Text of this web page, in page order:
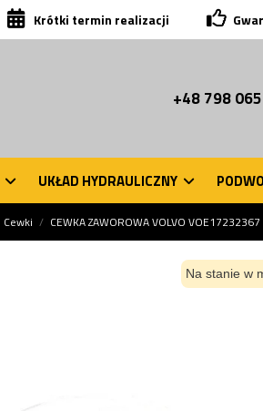
Krótki termin realizacji
+48 798
UKŁAD HYDRAULICZNY
Cewki CEWKA ZAWOROWA VOLVO
Na stanie w